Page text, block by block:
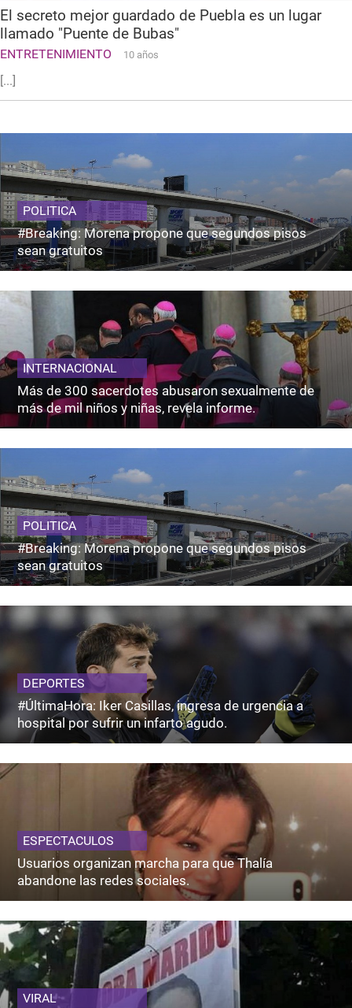
El secreto mejor guardado de Puebla es un lugar
llamado "Puente de Bubas"
ENTRETENIMIENTO 10 años
[...]
POLITICA
#Breaking: Morena propone que segundos pisos
sean gratuitos
INTERNACIONAL
Más de 300 sacerdotes abusaron sexualmente de
más de mil niños y niñas, revela informe.
POLITICA
#Breaking: Morena propone que segundos pisos
sean gratuitos
DEPORTES
#ÚltimaHora: Iker Casillas, ingresa de urgencia a
hospital por sufrir un infarto agudo.
ESPECTACULOS
Usuarios organizan marcha para que Thalía
abandone las redes sociales.
VIRAL